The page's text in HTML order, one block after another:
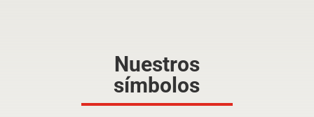
Nuestros
símbolos